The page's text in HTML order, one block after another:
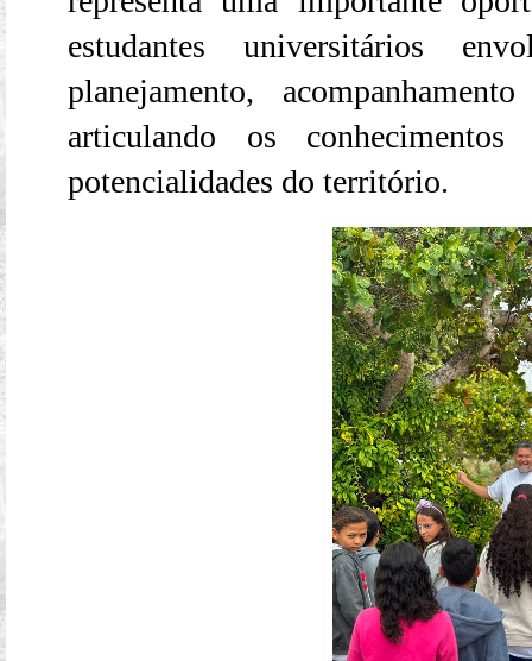
estudantes universitários
planejamento,
articulando os
potencialidades do território.